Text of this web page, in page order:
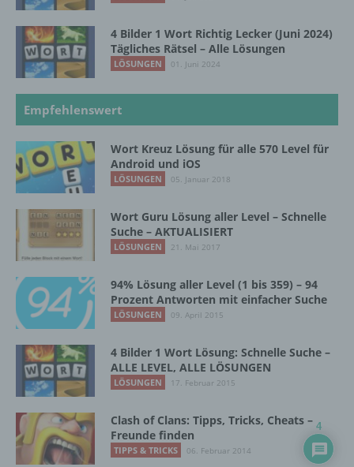
4 Bilder 1 Wort Richtig Lecker (Juni 2024)
Tägliches Rätsel – Alle Lösungen
LÖSUNGEN 01. Juni 2024
Empfehlenswert
Wort Kreuz Lösung für alle 570 Level für
Android und iOS
LÖSUNGEN 05. Januar 2018
Wort Guru Lösung aller Level – Schnelle
Suche – AKTUALISIERT
LÖSUNGEN 21. Mai 2017
94% Lösung aller Level (1 bis 359) – 94
Prozent Antworten mit einfacher Suche
LÖSUNGEN 09. April 2015
4 Bilder 1 Wort Lösung: Schnelle Suche –
ALLE LEVEL, ALLE LÖSUNGEN
LÖSUNGEN 17. Februar 2015
Clash of Clans: Tipps, Tricks, Cheats –
Freunde finden
TIPPS & TRICKS 06. Februar 2014
4
personenbezogenen Daten entscheidet.
Verarbeitung durch das Unionsrecht oder
das Recht der Mitgliedstaaten vorgegeben,
so kann der Verantwortliche
Unionsrecht oder dem Recht der
h) Auftragsverarbeiter
Auftragsverarbeiter ist eine natürliche oder
juristische Person, Behörde, Einrichtung
oder andere Stelle, die personenbezogene
verarbeitet.
Empfänger ist eine natürliche oder juristische
Person, Behörde, Einrichtung oder andere
offengelegt werden, unabhängig davon, ob
es sich bei ihr um einen Dritten handelt oder
nicht. Behörden, die im Rahmen eines